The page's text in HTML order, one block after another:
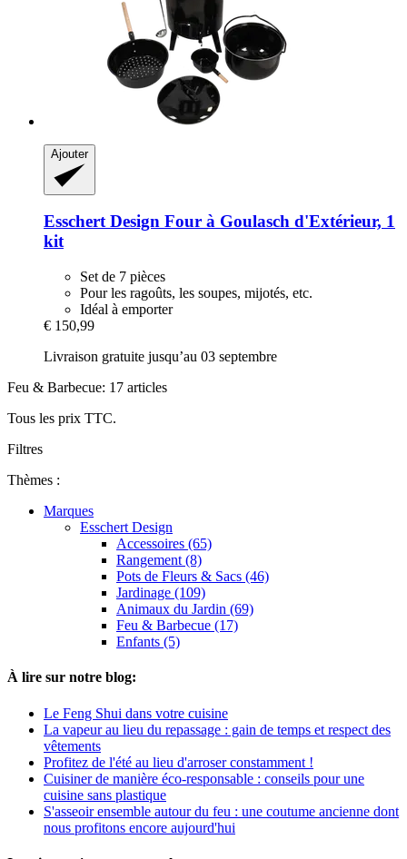
Ajouter
Esschert Design Four à Goulasch d'Extérieur, 1
kit
Set de 7 pièces
Pour les ragoûts, les soupes, mijotés, etc.
Idéal à emporter
€ 150,99
Livraison gratuite jusqu’au 03 septembre
Feu & Barbecue: 17 articles
Tous les prix TTC.
Filtres
Thèmes :
Marques
Esschert Design
Accessoires (65)
Rangement (8)
Pots de Fleurs & Sacs (46)
Jardinage (109)
Animaux du Jardin (69)
Feu & Barbecue (17)
Enfants (5)
À lire sur notre blog:
Le Feng Shui dans votre cuisine
La vapeur au lieu du repassage : gain de temps et respect des
vêtements
Profitez de l'été au lieu d'arroser constamment !
Cuisiner de manière éco-responsable : conseils pour une
cuisine sans plastique
S'asseoir ensemble autour du feu : une coutume ancienne dont
nous profitons encore aujourd'hui